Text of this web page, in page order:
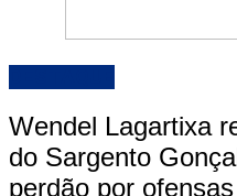
Wendel Lagartixa
do Sargento
perdão por